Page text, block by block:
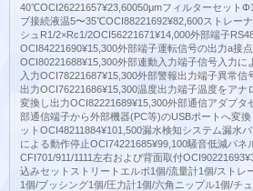
40℃OCI26221657¥23,60050μmフィルターセット
ブ接続液温5〜35℃OCI88221692¥82,600ストレー
シュR1/2×Rc1/2OCI56221671¥14,000外部端子
OCI84221690¥15,300外部端子運転信号の出⼒a接
OCI80221688¥15,300外部連動⼊⼒端⼦信号⼊⼒に
⼊⼒OCI78221687¥15,300外部警報出⼒端⼦異常信
出⼒OCI76221686¥15,300温度出⼒端⼦温度をアナ
変換し出⼒OCI82221689¥15,300外部通信アダプタ
部通信端⼦から外部機器(PC等)のUSBポートへ変
ットOCI48211884¥101,500漏⽔検知システム漏⽔
による動作停⽌OCI74221685¥99,100騒⾳低減パネ
CFI701/911/1111左右および背⾯取付
込みセットストリートエルボ1個/流量計1個/ストレ
1個/ブッシング1個/圧⼒計1個/六⾓ニップル1個/チ